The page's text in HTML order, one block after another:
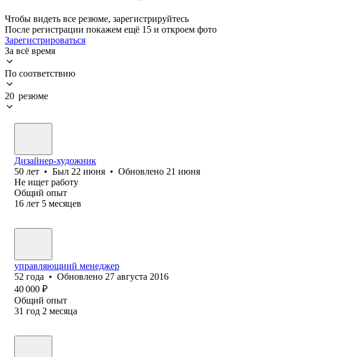
Чтобы видеть все резюме, зарегистрируйтесь
После регистрации покажем ещё 15 и откроем фото
Зарегистрироваться
За всё время
По соответствию
20 резюме
Дизайнер-художник
50 лет • Был 22 июня • Обновлено 21 июня
Не ищет работу
Общий опыт
16 лет 5 месяцев
управляющиий менеджер
52 года • Обновлено 27 августа 2016
40 000 ₽
Общий опыт
31 год 2 месяца